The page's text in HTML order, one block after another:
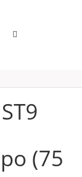
(75